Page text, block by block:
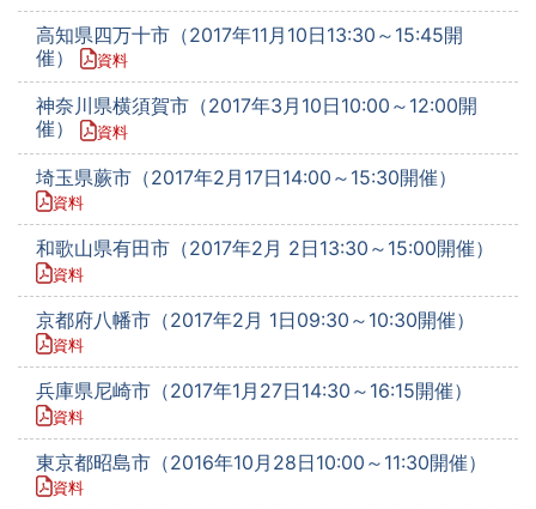
高知県四万十市（2017年11月10日13:30～15:45開
催）
資料
神奈川県横須賀市（2017年3月10日10:00～12:00開
催）
資料
埼玉県蕨市（2017年2月17日14:00～15:30開催）
資料
和歌山県有田市（2017年2月 2日13:30～15:00開催）
資料
京都府八幡市（2017年2月 1日09:30～10:30開催）
資料
兵庫県尼崎市（2017年1月27日14:30～16:15開催）
資料
東京都昭島市（2016年10月28日10:00～11:30開催）
資料